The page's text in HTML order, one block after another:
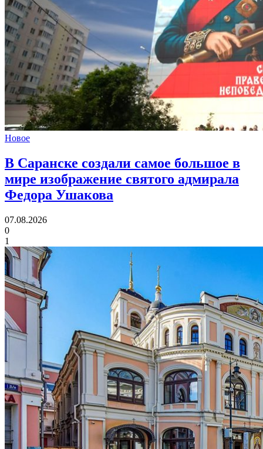
Новое
В Саранске создали самое большое в
мире изображение святого адмирала
Федора Ушакова
07.08.2026
0
1